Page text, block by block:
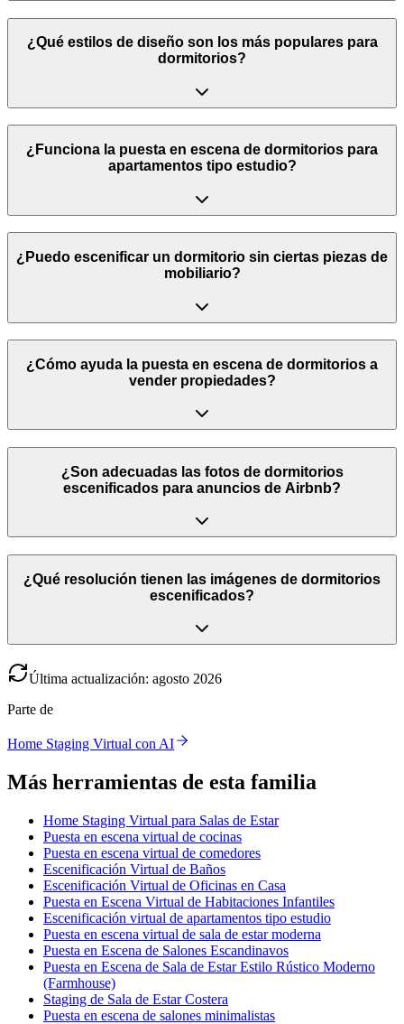
¿Qué estilos de diseño son los más populares para
dormitorios?
¿Funciona la puesta en escena de dormitorios para
apartamentos tipo estudio?
¿Puedo escenificar un dormitorio sin ciertas piezas de
mobiliario?
¿Cómo ayuda la puesta en escena de dormitorios a
vender propiedades?
¿Son adecuadas las fotos de dormitorios
escenificados para anuncios de Airbnb?
¿Qué resolución tienen las imágenes de dormitorios
escenificados?
Última actualización: agosto 2026
Parte de
Home Staging Virtual con AI
Más herramientas de esta familia
Home Staging Virtual para Salas de Estar
Puesta en escena virtual de cocinas
Puesta en escena virtual de comedores
Escenificación Virtual de Baños
Escenificación Virtual de Oficinas en Casa
Puesta en Escena Virtual de Habitaciones Infantiles
Escenificación virtual de apartamentos tipo estudio
Puesta en escena virtual de sala de estar moderna
Puesta en Escena de Salones Escandinavos
Puesta en Escena de Sala de Estar Estilo Rústico Moderno
(Farmhouse)
Staging de Sala de Estar Costera
Puesta en escena de salones minimalistas